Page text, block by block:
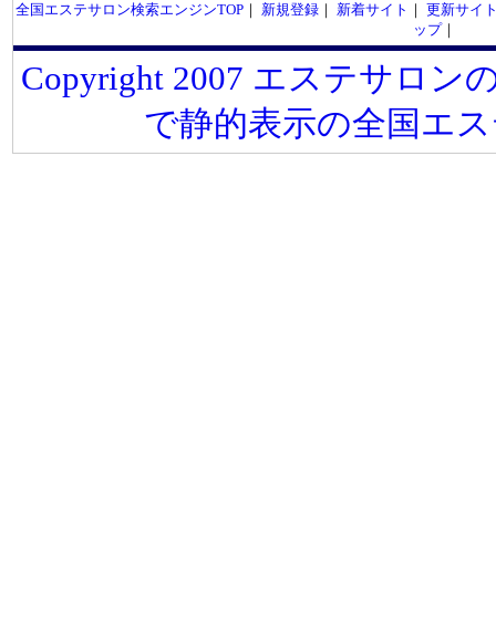
全国エステサロン検索エンジンTOP｜ 新規登録｜ 新着サイト ｜ 更新サイ
ップ｜
Copyright 2007 エステサロン
で静的表示の全国エ